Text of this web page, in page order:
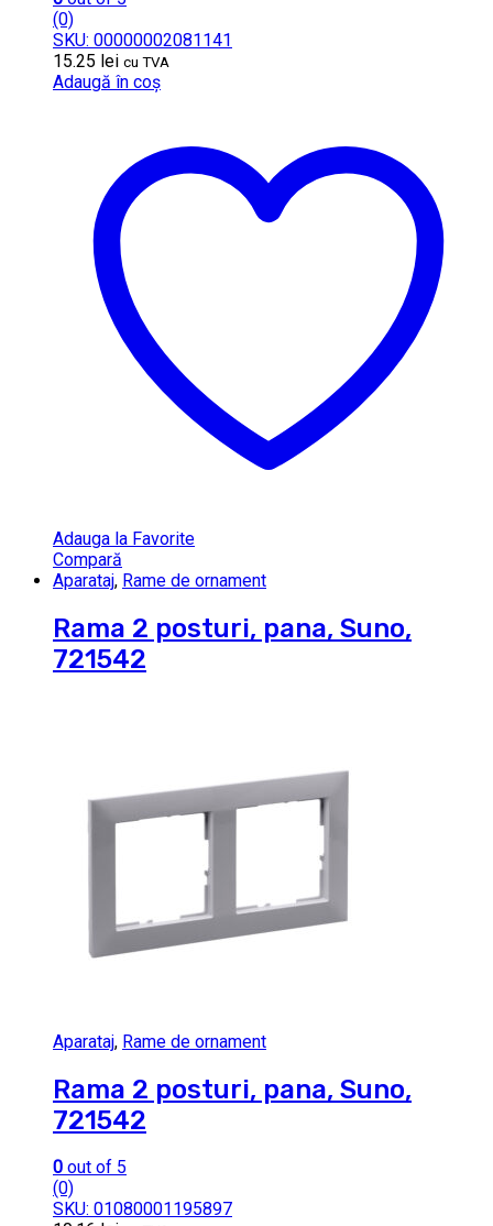
(0)
SKU: 00000002081141
15.25 lei cu TVA
Adaugă în coș
Adauga la Favorite
Compară
Aparataj, Rame de ornament
Rama 2 posturi, pana, Suno,
721542
Aparataj, Rame de ornament
Rama 2 posturi, pana, Suno,
721542
0 out of 5
(0)
SKU: 01080001195897